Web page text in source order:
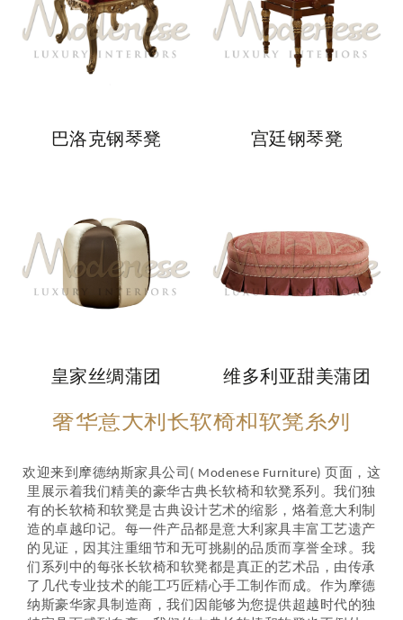
巴洛克钢琴凳 宫廷钢琴凳
皇家丝绸蒲团 维多利亚甜美蒲团
奢华意大利长软椅和软凳系列
欢迎来到摩德纳斯家具公司( Modenese Furniture) 页面，这
里展示着我们精美的豪华古典长软椅和软凳系列。我们独
有的长软椅和软凳是古典设计艺术的缩影，烙着意大利制
造的卓越印记。每一件产品都是意大利家具丰富工艺遗产
的见证，因其注重细节和无可挑剔的品质而享誉全球。我
们系列中的每张长软椅和软凳都是真正的艺术品，由传承
了几代专业技术的能工巧匠精心手工制作而成。作为摩德
纳斯豪华家具制造商，我们因能够为您提供超越时代的独